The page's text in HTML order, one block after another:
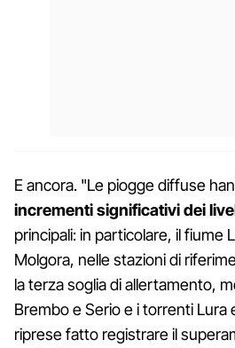
E ancora. "Le piogge diffuse
incrementi significativi dei
principali: in particolare, il fiume
Molgora, nelle stazioni di
la terza soglia di allertamento,
Brembo e Serio e i torrenti Lura
riprese fatto registrare il